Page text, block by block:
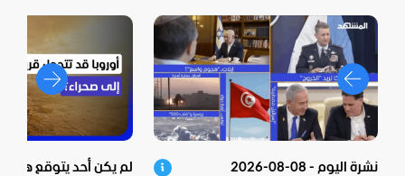
نشرة اليوم - 08-08-2026
لم يكن أحد يتوقع